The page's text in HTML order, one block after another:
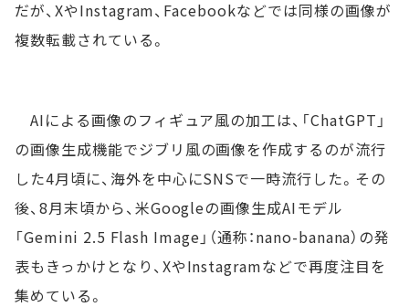
だが、XやInstagram、Facebookなどでは同様の画像が
複数転載されている。
AIによる画像のフィギュア風の加工は、「ChatGPT」
の画像生成機能でジブリ風の画像を作成するのが流行
した4月頃に、海外を中心にSNSで一時流行した。その
後、8月末頃から、米Googleの画像生成AIモデル
「Gemini 2.5 Flash Image」（通称：nano-banana）の発
表もきっかけとなり、XやInstagramなどで再度注目を
集めている。